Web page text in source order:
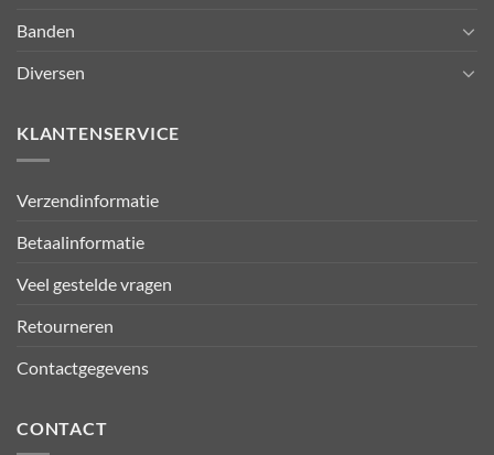
Banden
Diversen
KLANTENSERVICE
Verzendinformatie
Betaalinformatie
Veel gestelde vragen
Retourneren
Contactgegevens
CONTACT